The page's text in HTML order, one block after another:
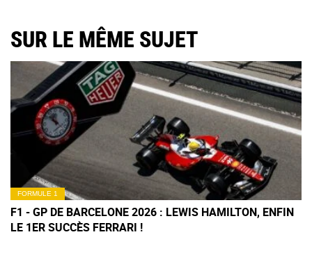
SUR LE MÊME SUJET
FORMULE 1
F1 - GP DE BARCELONE 2026 : LEWIS HAMILTON, ENFIN
LE 1ER SUCCÈS FERRARI !